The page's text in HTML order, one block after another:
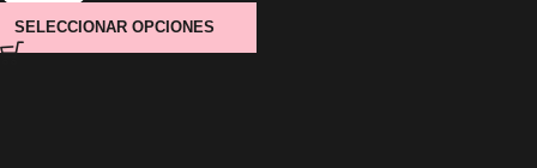
SELECCIONAR OPCIONES